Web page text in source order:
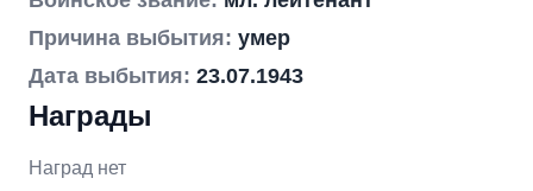
Причина выбытия: умер
Дата выбытия: 23.07.1943
Награды
Наград нет